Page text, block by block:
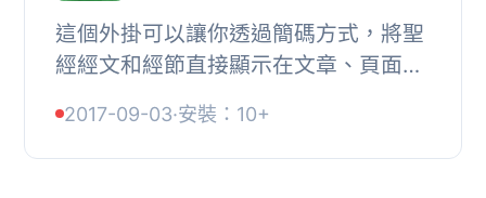
這個外掛可以讓你透過簡碼方式，將聖
經經文和經節直接顯示在文章、頁面或
用GetBible.Net的API來提供超過100種
版本和20多...
2017-09-03·安裝：10+